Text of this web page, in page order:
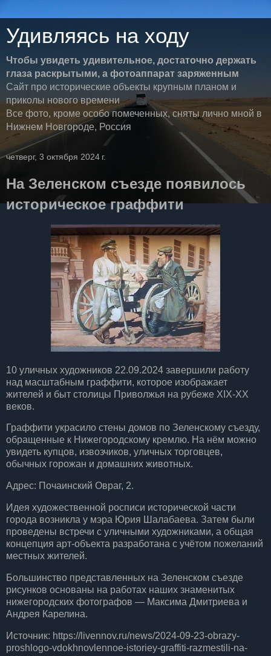
Удивляясь на ходу
Чтобы увидеть удивительное, достаточно держать
глаза раскрытыми, а фотоаппарат заряженным
Сайт про исторические объекты крупным планом и
приколы нового времени
Все фото, кроме особо помеченных, сняты лично мной в
Нижнем Новгороде, Россия
четверг, 3 октября 2024 г.
На Зеленском съезде появилось
историческое граффити
10 уличных художников 22.09.2024 завершили работу
над масштабным граффити, которое изображает
жителей и быт столицы Приволжья на рубеже XIX-XX
веков.
Граффити украсило стены домов по Зеленскому съезду,
обращенные к Нижегородскому кремлю. На нём можно
увидеть купцов, извозчиков, уличных торговцев,
обычных горожан и домашних животных.
Адрес: Почаинский Овраг, 2.
Идея художественной росписи исторической части
города возникла у мэра Юрия Шалабаева. Затем были
проведены встречи с уличными художниками, а общая
концепция арт-объекта разработана с учётом пожеланий
местных жителей.
Большинство представленных на Зеленском съезде
рисунков основаны на работах наших знаменитых
нижегородских фотографов — Максима Дмитриева и
Андрея Карелина.
Источник: https://livennov.ru/news/2024-09-23-obrazy-
proshlogo-vdokhnovlennoe-istoriey-graffiti-razmestili-na-